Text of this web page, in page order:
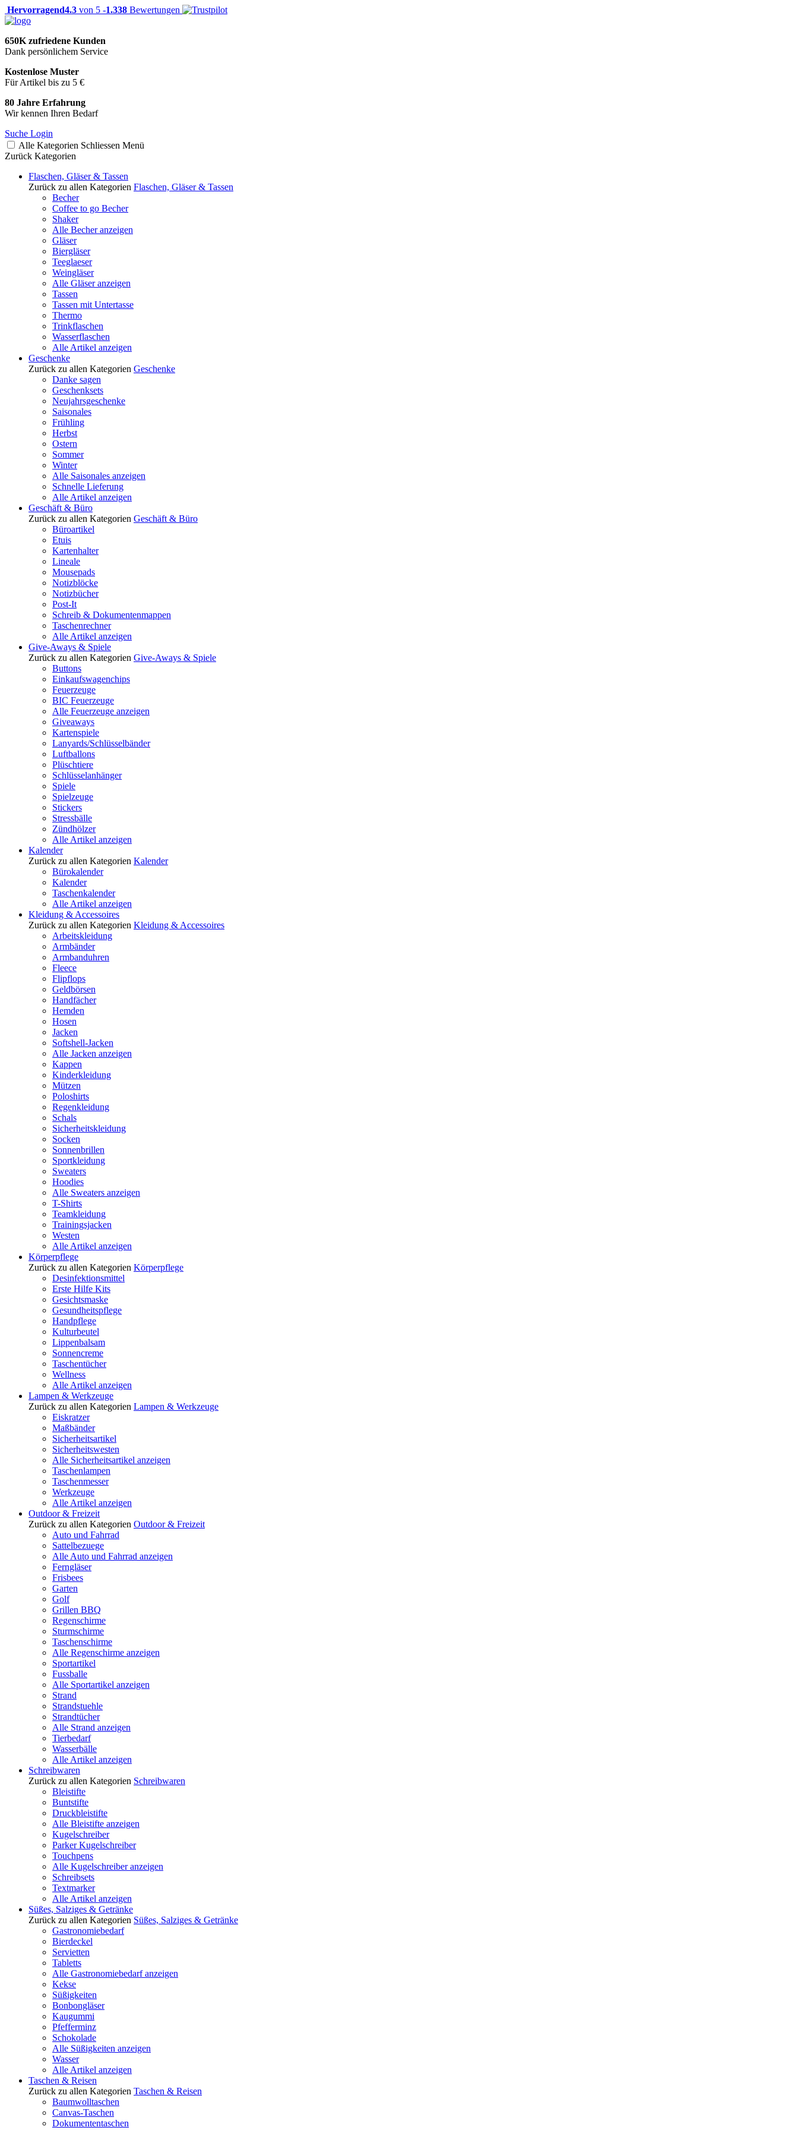
Hervorragend4.3 von 5 -1.338 Bewertungen
650K zufriedene Kunden
Dank persönlichem Service
Kostenlose Muster
Für Artikel bis zu 5 €
80 Jahre Erfahrung
Wir kennen Ihren Bedarf
Suche Login
Alle Kategorien Schliessen Menü
Zurück Kategorien
Flaschen, Gläser & Tassen
Zurück zu allen Kategorien Flaschen, Gläser & Tassen
Becher
Coffee to go Becher
Shaker
Alle Becher anzeigen
Gläser
Biergläser
Teeglaeser
Weingläser
Alle Gläser anzeigen
Tassen
Tassen mit Untertasse
Thermo
Trinkflaschen
Wasserflaschen
Alle Artikel anzeigen
Geschenke
Zurück zu allen Kategorien Geschenke
Danke sagen
Geschenksets
Neujahrsgeschenke
Saisonales
Frühling
Herbst
Ostern
Sommer
Winter
Alle Saisonales anzeigen
Schnelle Lieferung
Alle Artikel anzeigen
Geschäft & Büro
Zurück zu allen Kategorien Geschäft & Büro
Büroartikel
Etuis
Kartenhalter
Lineale
Mousepads
Notizblöcke
Notizbücher
Post-It
Schreib & Dokumentenmappen
Taschenrechner
Alle Artikel anzeigen
Give-Aways & Spiele
Zurück zu allen Kategorien Give-Aways & Spiele
Buttons
Einkaufswagenchips
Feuerzeuge
BIC Feuerzeuge
Alle Feuerzeuge anzeigen
Giveaways
Kartenspiele
Lanyards/Schlüsselbänder
Luftballons
Plüschtiere
Schlüsselanhänger
Spiele
Spielzeuge
Stickers
Stressbälle
Zündhölzer
Alle Artikel anzeigen
Kalender
Zurück zu allen Kategorien Kalender
Bürokalender
Kalender
Taschenkalender
Alle Artikel anzeigen
Kleidung & Accessoires
Zurück zu allen Kategorien Kleidung & Accessoires
Arbeitskleidung
Armbänder
Armbanduhren
Fleece
Flipflops
Geldbörsen
Handfächer
Hemden
Hosen
Jacken
Softshell-Jacken
Alle Jacken anzeigen
Kappen
Kinderkleidung
Mützen
Poloshirts
Regenkleidung
Schals
Sicherheitskleidung
Socken
Sonnenbrillen
Sportkleidung
Sweaters
Hoodies
Alle Sweaters anzeigen
T-Shirts
Teamkleidung
Trainingsjacken
Westen
Alle Artikel anzeigen
Körperpflege
Zurück zu allen Kategorien Körperpflege
Desinfektionsmittel
Erste Hilfe Kits
Gesichtsmaske
Gesundheitspflege
Handpflege
Kulturbeutel
Lippenbalsam
Sonnencreme
Taschentücher
Wellness
Alle Artikel anzeigen
Lampen & Werkzeuge
Zurück zu allen Kategorien Lampen & Werkzeuge
Eiskratzer
Maßbänder
Sicherheitsartikel
Sicherheitswesten
Alle Sicherheitsartikel anzeigen
Taschenlampen
Taschenmesser
Werkzeuge
Alle Artikel anzeigen
Outdoor & Freizeit
Zurück zu allen Kategorien Outdoor & Freizeit
Auto und Fahrrad
Sattelbezuege
Alle Auto und Fahrrad anzeigen
Ferngläser
Frisbees
Garten
Golf
Grillen BBQ
Regenschirme
Sturmschirme
Taschenschirme
Alle Regenschirme anzeigen
Sportartikel
Fussballe
Alle Sportartikel anzeigen
Strand
Strandstuehle
Strandtücher
Alle Strand anzeigen
Tierbedarf
Wasserbälle
Alle Artikel anzeigen
Schreibwaren
Zurück zu allen Kategorien Schreibwaren
Bleistifte
Buntstifte
Druckbleistifte
Alle Bleistifte anzeigen
Kugelschreiber
Parker Kugelschreiber
Touchpens
Alle Kugelschreiber anzeigen
Schreibsets
Textmarker
Alle Artikel anzeigen
Süßes, Salziges & Getränke
Zurück zu allen Kategorien Süßes, Salziges & Getränke
Gastronomiebedarf
Bierdeckel
Servietten
Tabletts
Alle Gastronomiebedarf anzeigen
Kekse
Süßigkeiten
Bonbongläser
Kaugummi
Pfefferminz
Schokolade
Alle Süßigkeiten anzeigen
Wasser
Alle Artikel anzeigen
Taschen & Reisen
Zurück zu allen Kategorien Taschen & Reisen
Baumwolltaschen
Canvas-Taschen
Dokumententaschen